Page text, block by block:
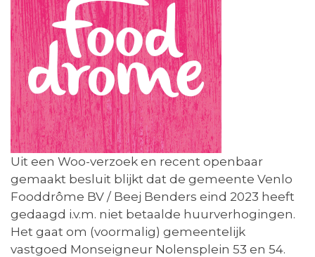
Uit een Woo-verzoek en recent openbaar
gemaakt besluit blijkt dat de gemeente Venlo
Fooddrôme BV / Beej Benders eind 2023 heeft
gedaagd i.v.m. niet betaalde huurverhogingen.
Het gaat om (voormalig) gemeentelijk
vastgoed Monseigneur Nolensplein 53 en 54.